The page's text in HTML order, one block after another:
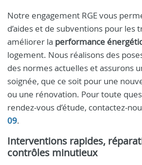
Notre engagement RGE vous
d’aides et de subventions pour les
améliorer la performance
logement. Nous réalisons des
des normes actuelles et assurons
soignée, que ce soit pour une
ou une rénovation. Pour toute
rendez-vous d’étude, contactez-
09.
Interventions rapides,
contrôles minutieux